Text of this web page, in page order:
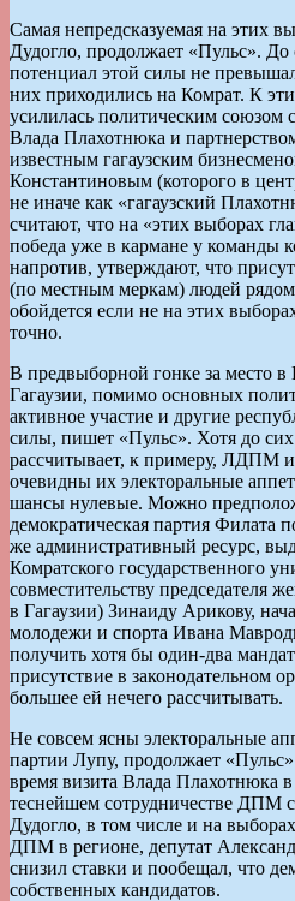
Самая непредсказуемая на этих
Дудогло, продолжает «Пульс». До
потенциал этой силы не
них приходились на Комрат. К
усилилась политическим союзом
Влада Плахотнюка и
известным гагаузским
Константиновым (которого в
не иначе как «гагаузский
считают, что на «этих выборах
победа уже в кармане у команды
напротив, утверждают, что
(по местным меркам) людей
обойдется если не на этих
точно.
В предвыборной гонке за место
Гагаузии, помимо основных
активное участие и другие
силы, пишет «Пульс». Хотя до
рассчитывает, к примеру, ЛДПМ
очевидны их электоральные
шансы нулевые. Можно
демократическая партия Филата
же административный ресурс,
Комратского государственного
совместительству председателя
в Гагаузии) Зинаиду Арикову,
молодежи и спорта Ивана
получить хотя бы один-два
присутствие в законодательном
большее ей нечего рассчитывать.
Не совсем ясны электоральные
партии Лупу, продолжает
время визита Влада Плахотнюка в
теснейшем сотрудничестве ДПМ
Дудогло, в том числе и на
ДПМ в регионе, депутат
снизил ставки и пообещал, что
собственных кандидатов.